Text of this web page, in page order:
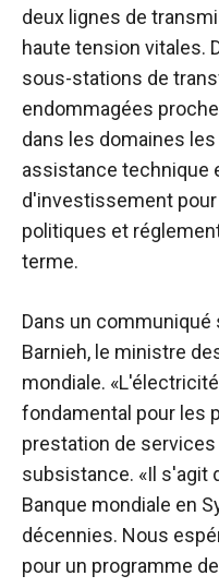
deux lignes de
haute tension vitales.
sous-stations de
endommagées
dans les domaines
assistance technique
d'investissement
politiques et
terme.
Dans un
Barnieh, le ministre
mondiale.
fondamental pour les
prestation de
subsistance. «Il s'agit
Banque mondiale en
décennies. Nous
pour un programme